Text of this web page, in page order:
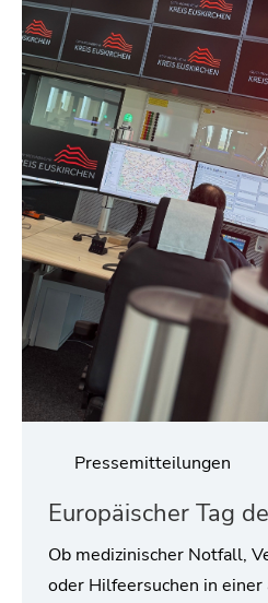
Pressemitteilungen
Europäischer Tag
Ob medizinischer Notfall,
oder Hilfeersuchen in